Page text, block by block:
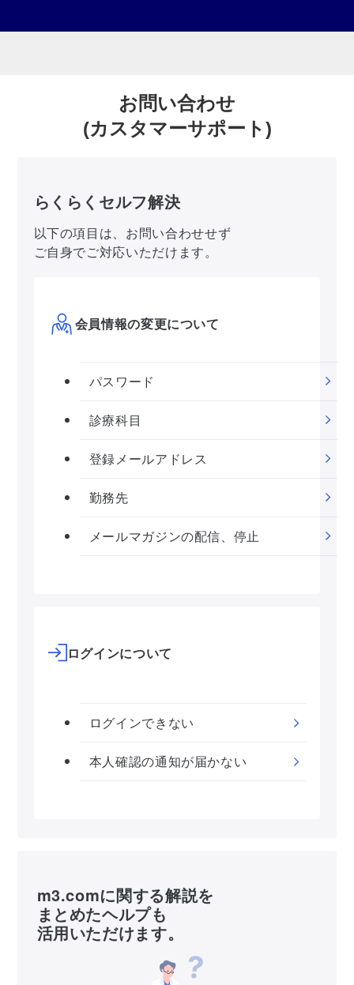
お問い合わせ
(カスタマーサポート)
らくらくセルフ解決
以下の項目は、お問い合わせせず
ご自身でご対応いただけます。
会員情報の変更について
パスワード
診療科目
登録メールアドレス
勤務先
メールマガジンの配信、停止
ログインについて
ログインできない
本人確認の通知が届かない
m3.comに関する解説を
まとめたヘルプも
活用いただけます。